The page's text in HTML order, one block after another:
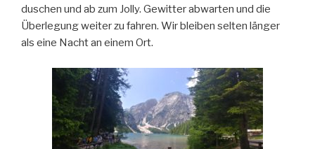
duschen und ab zum Jolly. Gewitter abwarten und die
Überlegung weiter zu fahren. Wir bleiben selten länger
als eine Nacht an einem Ort.